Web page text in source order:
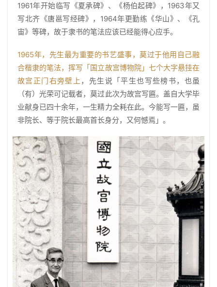
1961年开始临写《夏承碑》、《杨伯起碑》，1963年又
写北齐《唐邕写经碑》，1964年更勤练《华山》、《孔
宙》等碑，故于隶书的笔法应该已经能得心应手。
1965年，先生最为重要的书艺盛事，莫过于他用自己融
合楷隶的笔法，挥写「国立故宫博物院」七个大字悬挂在
故宫正门右旁壁上 ，先生说「平生也写些榜书，也虽
（有）光荣可记载者，莫过此次为故宫写匾。盖自大学毕
业献身已四十余年，一生精力全耗在此。今能写一匾，虽
非院长、等于院长最高首长身分，又何憾焉」。